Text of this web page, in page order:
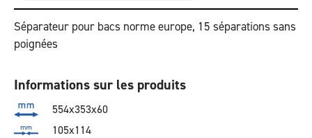
Séparateur pour bacs norme europe, 15 séparations sans
poignées
Informations sur les produits
554x353x60
105x114